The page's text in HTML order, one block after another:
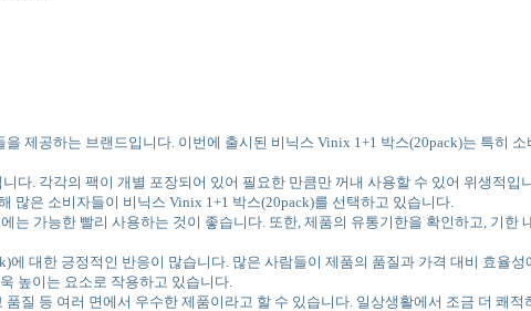
제공하는 브랜드입니다. 이번에 출시된 비닉스 Vinix 1+1 박스(20pack)는 특히
다. 각각의 팩이 개별 포장되어 있어 필요한 만큼만 꺼내 사용할 수 있어 위생적
많은 소비자들이 비닉스 Vinix 1+1 박스(20pack)를 선택하고 있습니다.
는 가능한 빨리 사용하는 것이 좋습니다. 또한, 제품의 유통기한을 확인하고, 기
대한 긍정적인 반응이 많습니다. 많은 사람들이 제품의 품질과 가격 대비 효율
높이는 요소로 작용하고 있습니다.
질 등 여러 면에서 우수한 제품이라고 할 수 있습니다. 일상생활에서 조금 더 쾌